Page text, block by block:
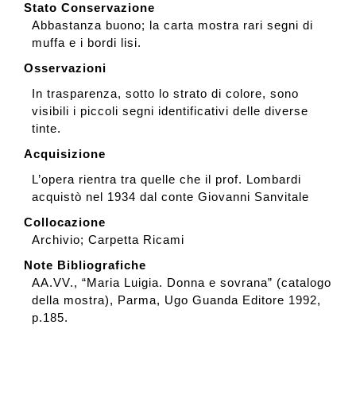
Stato Conservazione
Abbastanza buono; la carta mostra rari segni di
muffa e i bordi lisi.
Osservazioni
In trasparenza, sotto lo strato di colore, sono
visibili i piccoli segni identificativi delle diverse
tinte.
Acquisizione
L’opera rientra tra quelle che il prof. Lombardi
acquistò nel 1934 dal conte Giovanni Sanvitale
Collocazione
Archivio; Carpetta Ricami
Note Bibliografiche
AA.VV., “Maria Luigia. Donna e sovrana” (catalogo
della mostra), Parma, Ugo Guanda Editore 1992,
p.185.